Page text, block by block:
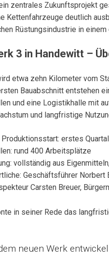
zentrales Zukunftsprojekt
Kettenfahrzeuge deutlich
Rüstungsindustrie in
3 in Handewitt –
etwa zehn Kilometer vom
Bauabschnitt entstehen
und eine Logistikhalle mit
und langfristige
Produktionsstart: erstes
rund 400 Arbeitsplätze
vollständig aus
Geschäftsführer Norbert
Carsten Breuer,
in seiner Rede das
neuen Werk